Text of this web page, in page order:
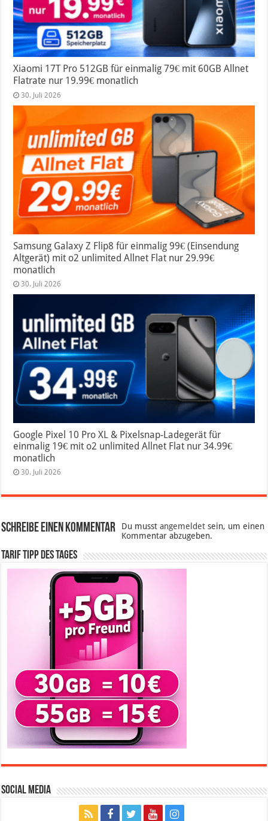
Xiaomi 17T Pro 512GB für einmalig 79€ mit 60GB Allnet
Flatrate nur 19.99€ monatlich
30. Juli 2026
Samsung Galaxy Z Flip8 für einmalig 99€ (Einsendung
Altgerät) mit o2 unlimited Allnet Flat nur 29.99€
monatlich
30. Juli 2026
Google Pixel 10 Pro XL & Pixelsnap-Ladegerät für
einmalig 19€ mit o2 unlimited Allnet Flat nur 34.99€
monatlich
30. Juli 2026
Schreibe einen Kommentar Du musstangemeldet sein, um einen
Kommentar abzugeben.
Tarif Tipp des Tages
Social Media